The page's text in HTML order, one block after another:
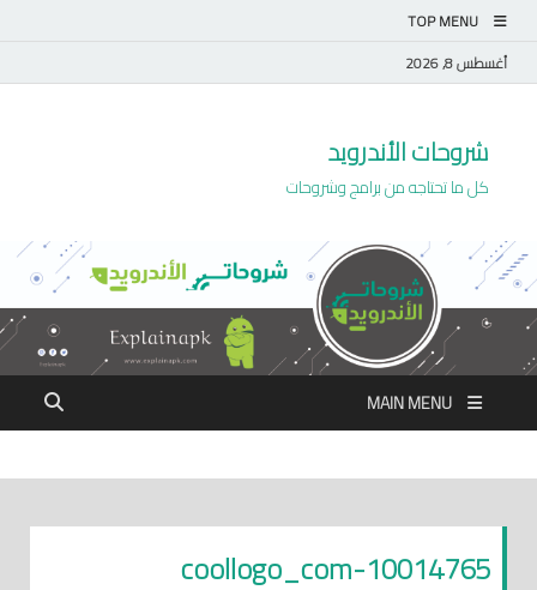
TOP MENU
أغسطس 8, 2026
شروحات الأندرويد
كل ما تحتاجه من برامج وشروحات
MAIN MENU
coollogo_com-10014765